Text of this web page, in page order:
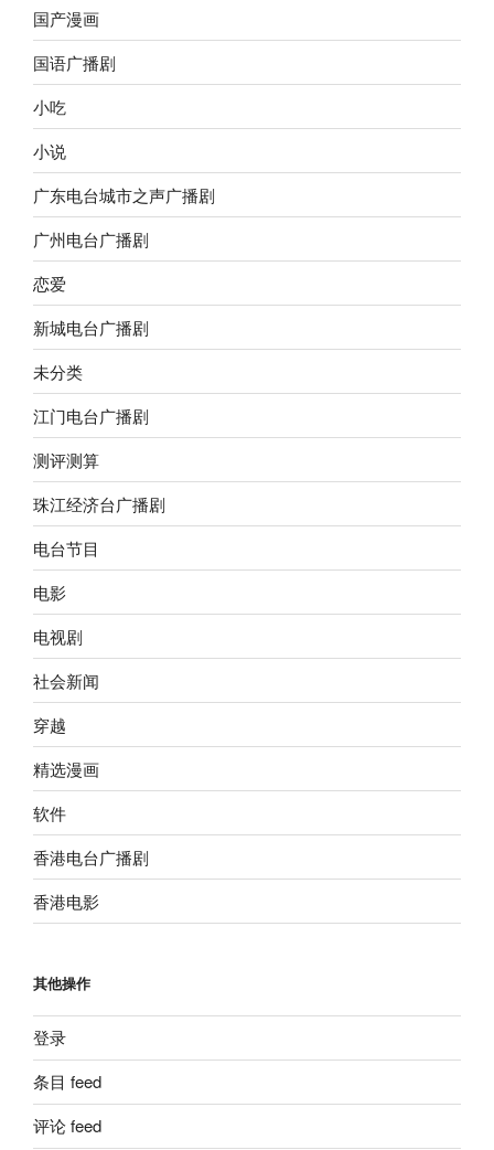
国产漫画
国语广播剧
小吃
小说
广东电台城市之声广播剧
广州电台广播剧
恋爱
新城电台广播剧
未分类
江门电台广播剧
测评测算
珠江经济台广播剧
电台节目
电影
电视剧
社会新闻
穿越
精选漫画
软件
香港电台广播剧
香港电影
其他操作
登录
条目 feed
评论 feed